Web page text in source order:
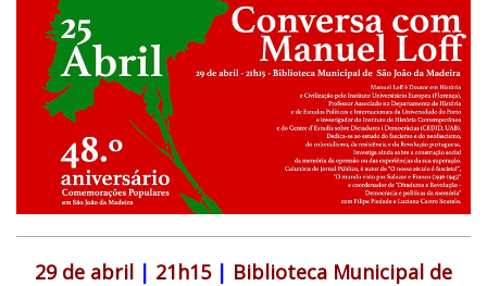
29 de abril | 21h15 | Biblioteca Municipal de